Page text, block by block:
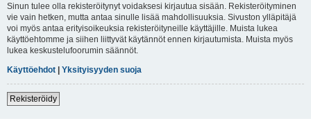
Sinun tulee olla rekisteröitynyt voidaksesi kirjautua sisään. Rekisteröityminen
vie vain hetken, mutta antaa sinulle lisää mahdollisuuksia. Sivuston ylläpitäjä
voi myös antaa erityisoikeuksia rekisteröityneille käyttäjille. Muista lukea
käyttöehtomme ja siihen liittyvät käytännöt ennen kirjautumista. Muista myös
lukea keskustelufoorumin säännöt.
Käyttöehdot | Yksityisyyden suoja
Rekisteröidy